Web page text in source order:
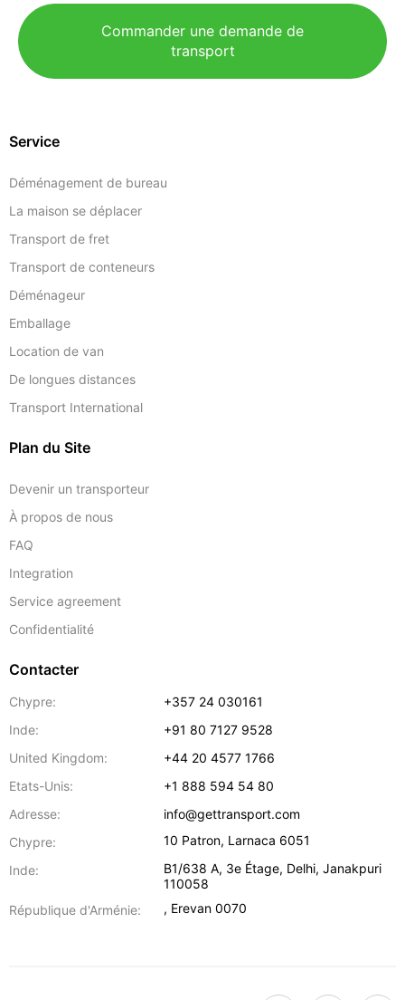
Commander une demande de
transport
Service
Déménagement de bureau
La maison se déplacer
Transport de fret
Transport de conteneurs
Déménageur
Emballage
Location de van
De longues distances
Transport International
Plan du Site
Devenir un transporteur
À propos de nous
FAQ
Integration
Service agreement
Confidentialité
Contacter
Chypre:
+357 24 030161
Inde:
+91 80 7127 9528
United Kingdom:
+44 20 4577 1766
Etats-Unis:
+1 888 594 54 80
Adresse:
info@gettransport.com
Chypre:
10 Patron, Larnaca 6051
Inde:
B1/638 A, 3e Étage, Delhi,Janakpuri
110058
République d'Arménie:
, Erevan 0070